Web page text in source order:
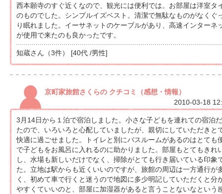
西本願寺のすぐ近くなので、観光には便利では。お部屋は洋室タ
のものでした。シンプルイズベスト。清潔で無駄なものがなくぐ
り眠れました。イーサネットのケーブルがあり、高速インターネ
が使用で来たのも良かったです。
知蔵さん（3件） [40代 /男性]
京町家旅館さくらの クチコミ（感想・情報）
2010-03-18
3月14日から１泊で宿泊しました。小さな子どもを連れての宿泊
たので、いろいろと心配していましたが、親切にしていただきと
快適に過ごせました。トイレと別にバスルームがあるのはとても
で子どもをお風呂に入れるのに助かりました。部屋もとてもきれ
し、水場も新しいだけでなく、掃除がとても行き届いている印象
た。立地は駅からも近くいいのですが、旅館の周辺は一方通行が
く、初めて車で行くと迷うので地図に多少明記していただくと分
やすくていいのと、部屋に加湿器があると言うことないなという